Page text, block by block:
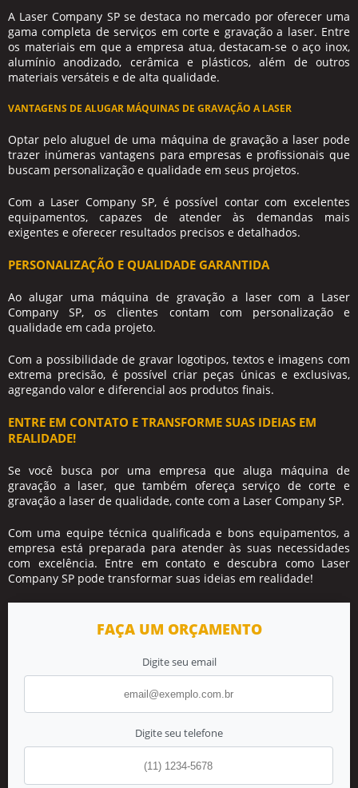
A Laser Company SP se destaca no mercado por oferecer uma
gama completa de serviços em corte e gravação a laser. Entre
os materiais em que a empresa atua, destacam-se o aço inox,
alumínio anodizado, cerâmica e plásticos, além de outros
materiais versáteis e de alta qualidade.
VANTAGENS DE ALUGAR MÁQUINAS DE GRAVAÇÃO A LASER
Optar pelo aluguel de uma máquina de gravação a laser pode
trazer inúmeras vantagens para empresas e profissionais que
buscam personalização e qualidade em seus projetos.
Com a Laser Company SP, é possível contar com excelentes
equipamentos, capazes de atender às demandas mais
exigentes e oferecer resultados precisos e detalhados.
PERSONALIZAÇÃO E QUALIDADE GARANTIDA
Ao alugar uma máquina de gravação a laser com a Laser
Company SP, os clientes contam com personalização e
qualidade em cada projeto.
Com a possibilidade de gravar logotipos, textos e imagens com
extrema precisão, é possível criar peças únicas e exclusivas,
agregando valor e diferencial aos produtos finais.
ENTRE EM CONTATO E TRANSFORME SUAS IDEIAS EM
REALIDADE!
Se você busca por uma empresa que aluga máquina de
gravação a laser, que também ofereça serviço de corte e
gravação a laser de qualidade, conte com a Laser Company SP.
Com uma equipe técnica qualificada e bons equipamentos, a
empresa está preparada para atender às suas necessidades
com excelência. Entre em contato e descubra como Laser
Company SP pode transformar suas ideias em realidade!
FAÇA UM ORÇAMENTO
Digite seu email
Digite seu telefone